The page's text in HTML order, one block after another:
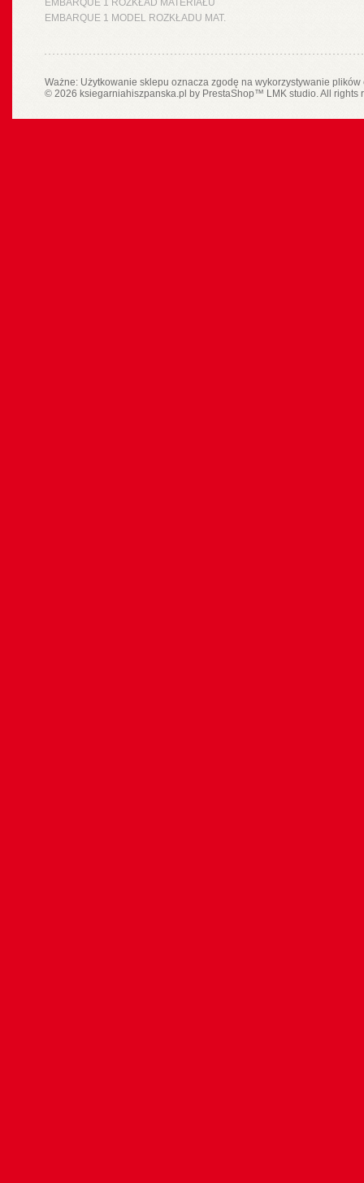
EMBARQUE 1 ROZKŁAD MATERIAŁU
EMBARQUE 1 MODEL ROZKŁADU MAT.
Ważne: Użytkowanie sklepu oznacza zgodę na wykorzystywanie
© 2026 ksiegarniahiszpanska.pl by PrestaShop™ LMK studio. All rights